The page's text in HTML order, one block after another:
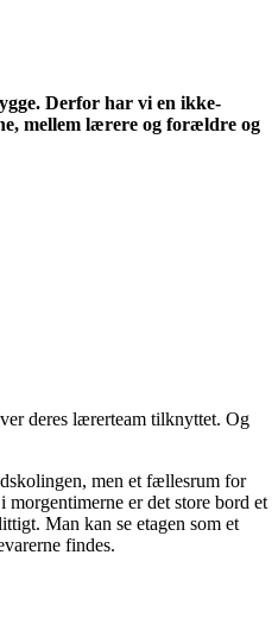
Derfor har vi en ikke-
mellem lærere og forældre og
deres lærerteam tilknyttet. Og
men et fællesrum for
er det store bord et
Man kan se etagen som et
findes.